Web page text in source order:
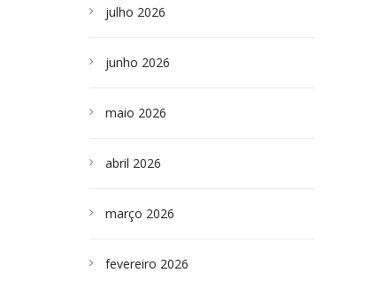
julho 2026
junho 2026
maio 2026
abril 2026
março 2026
fevereiro 2026